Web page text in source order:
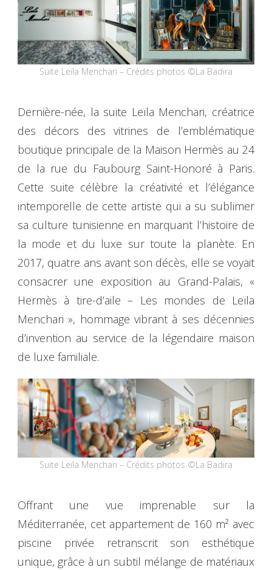
Suite Leïla Menchari – Crédits photos ©La Badira
Dernière-née, la suite Leïla Menchari, créatrice
des décors des vitrines de l’emblématique
boutique principale de la Maison Hermès au 24
de la rue du Faubourg Saint-Honoré à Paris.
Cette suite célèbre la créativité et l’élégance
intemporelle de cette artiste qui a su sublimer
sa culture tunisienne en marquant l’histoire de
la mode et du luxe sur toute la planète. En
2017, quatre ans avant son décès, elle se voyait
consacrer une exposition au Grand-Palais, «
Hermès à tire-d’aile – Les mondes de Leïla
Menchari », hommage vibrant à ses décennies
d’invention au service de la légendaire maison
de luxe familiale.
Suite Leïla Menchari – Crédits photos ©La Badira
Offrant une vue imprenable sur la
Méditerranée, cet appartement de 160 m² avec
piscine privée retranscrit son esthétique
unique, grâce à un subtil mélange de matériaux